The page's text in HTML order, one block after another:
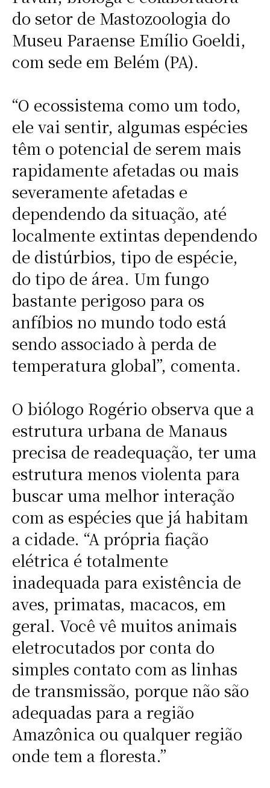
do setor de Mastozoologia do
Museu Paraense Emílio Goeldi,
com sede em Belém (PA).
“O ecossistema como um todo,
ele vai sentir, algumas espécies
têm o potencial de serem mais
rapidamente afetadas ou mais
severamente afetadas e
dependendo da situação, até
localmente extintas dependendo
de distúrbios, tipo de espécie,
do tipo de área. Um fungo
bastante perigoso para os
anfíbios no mundo todo está
sendo associado à perda de
temperatura global”, comenta.
O biólogo Rogério observa que a
estrutura urbana de Manaus
precisa de readequação, ter uma
estrutura menos violenta para
buscar uma melhor interação
com as espécies que já habitam
a cidade. “A própria fiação
elétrica é totalmente
inadequada para existência de
aves, primatas, macacos, em
geral. Você vê muitos animais
eletrocutados por conta do
simples contato com as linhas
de transmissão, porque não são
adequadas para a região
Amazônica ou qualquer região
onde tem a floresta.”